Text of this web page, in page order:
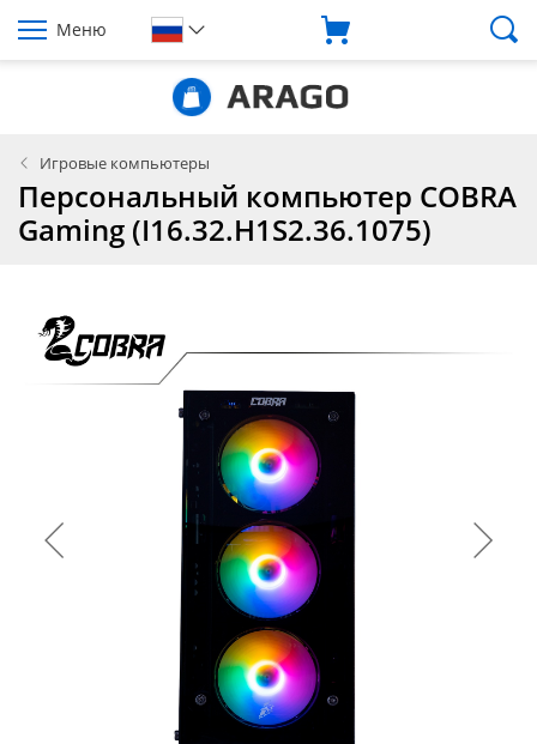
Меню
Игровые компьютеры
Персональный компьютер COBRA
Gaming (I16.32.H1S2.36.1075)